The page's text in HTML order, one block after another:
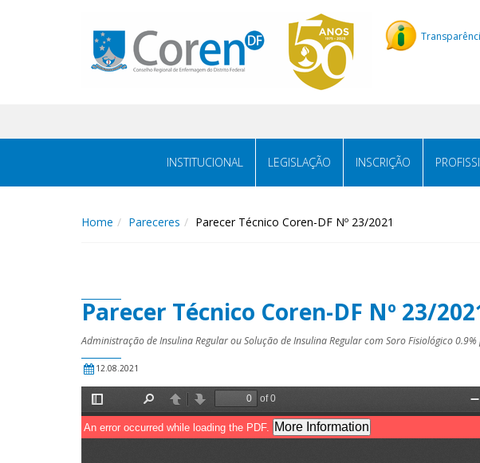
INSTITUCIONAL LEGISLAÇÃO INSCRIÇÃO
Home Pareceres Parecer Técnico Coren-DF Nº 23/2021
Parecer Técnico Coren-DF Nº 23/
Administração de Insulina Regular ou Solução de Insulina Regular com Soro Fisiológico 0.9%
12.08.2021